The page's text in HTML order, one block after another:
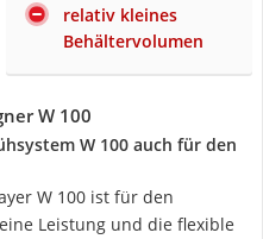
relativ kleines
Behältervolumen
W 100
W 100 auch für den
W 100 ist für den
Leistung und die flexible